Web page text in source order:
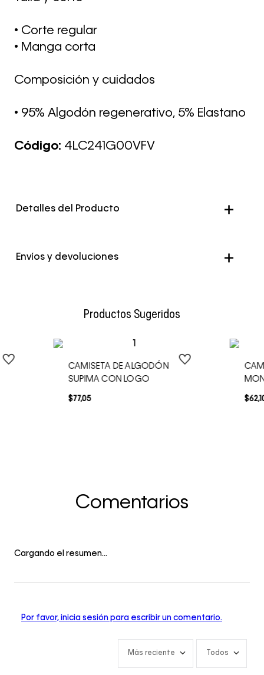
• Corte regular
• Manga corta
Composición y cuidados
• 95% Algodón regenerativo, 5% Elastano
Código: 4LC241G00VFV
Detalles del Producto
Genero Hombre
Envíos y devoluciones
Productos Sugeridos
CAMISETA DE ALGODÓN
SUPIMA CON LOGO
$77,05 $62,
Comentarios
Cargando el resumen…
Por favor, inicia sesión para escribir un comentario.
Más reciente Todos